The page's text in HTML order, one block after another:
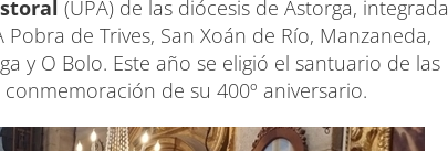
(UPA) de las diócesis de Astorga, integrada
de Trives, San Xoán de Río, Manzaneda,
y O Bolo. Este año se eligió el santuario de las
de su 400º aniversario.